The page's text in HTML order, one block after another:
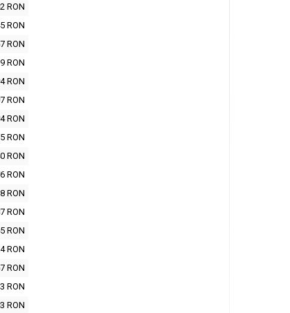
RON
RON
RON
RON
RON
RON
RON
RON
RON
RON
RON
RON
RON
RON
RON
RON
RON